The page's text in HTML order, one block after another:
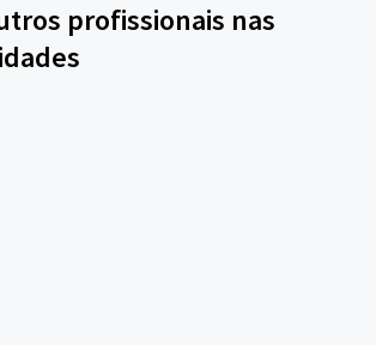
profissionais nas